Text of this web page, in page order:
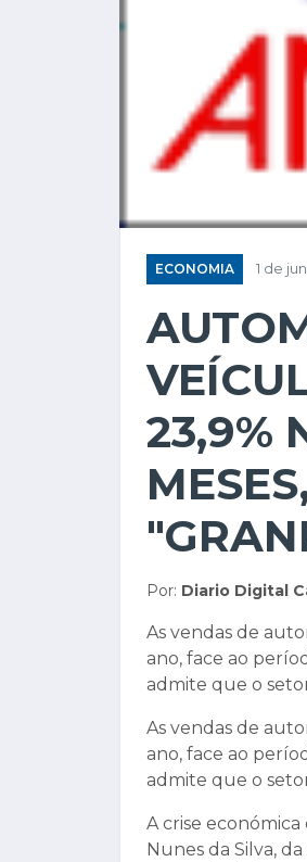
ECONOMIA 1 de
23,9%
Por: Diario Digital
As vendas de
ano, face ao
admite que o
As vendas de
ano, face ao
admite que o
A crise
Nunes da Silva,